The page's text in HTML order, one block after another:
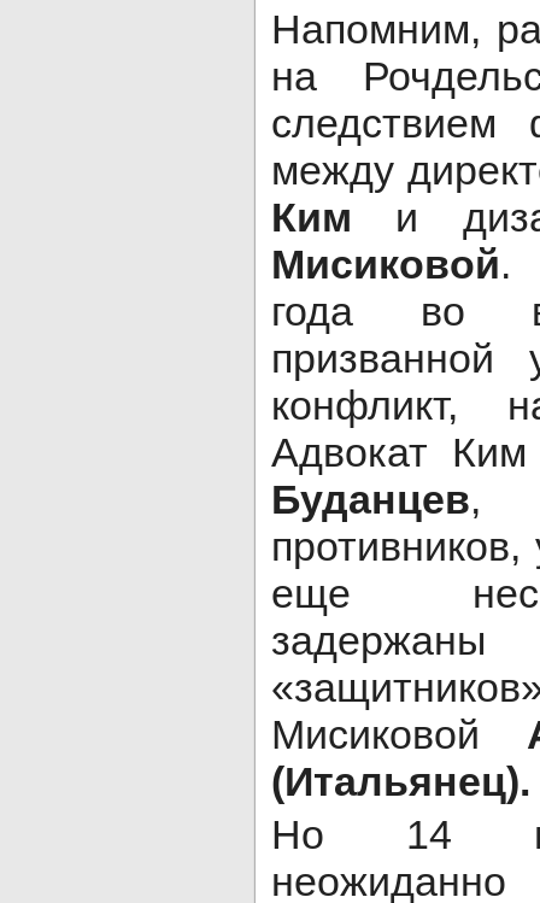
Напомним,
на
следствием
между
Ким и
Мисиковой.
года во
призванной
конфликт,
Адвокат
Буданцев,
еще
Мисиковой
(Итальянец).
Но 14